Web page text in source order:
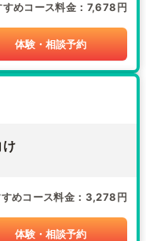
すめコース料金 7,678円
体験・相談予約
めコース料金 3,278円
体験・相談予約